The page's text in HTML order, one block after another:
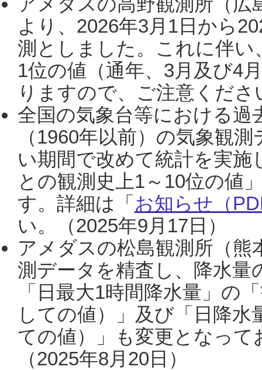
より、2026年3月1日から
測としました。これに伴い
1位の値（通年、3月及び4
りますので、ご注意くだ
全国の気象台等における過
（1960年以前）の気象観
い期間で改めて統計を実
との観測史上1～10位の値
す。詳細は「 お知らせ（
い。（2025年9月17日）
アメダスの松島観測所（熊
測データを精査し、降水
「日最大1時間降水量」の
しての値）」及び「日降
ての値）」も変更となっ
（2025年8月20日）